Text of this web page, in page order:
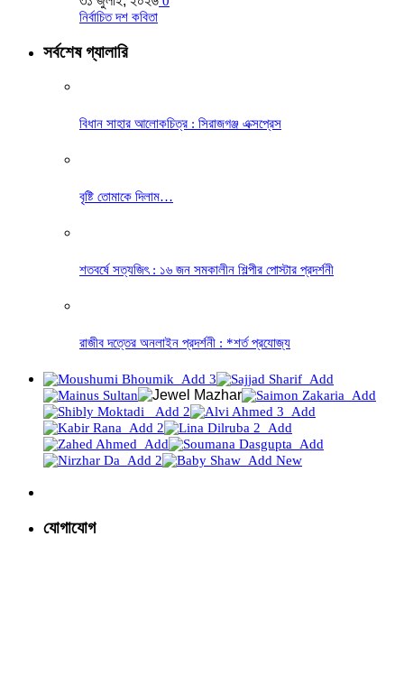
নির্বাচিত দশ কবিতা
সর্বশেষ গ্যালারি
বিধান সাহার আলোকচিত্র : সিরাজগঞ্জ এক্সপ্রেস
বৃষ্টি তোমাকে দিলাম…
শতবর্ষে সত্যজিৎ : ১৬ জন সমকালীন শিল্পীর পোস্টার প্রদর্শনী
রাজীব দত্তের অনলাইন প্রদর্শনী : *শর্ত প্রযোজ্য
যোগাযোগ